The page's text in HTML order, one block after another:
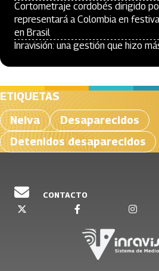
Cortometraje cordobés dirigido
representará a Colombia en
en Brasil
Inravisión: una gestión que hizo
ETIQUETAS
Neiva
Desaparecidos
Detenidos desaparecidos
CONTACTO